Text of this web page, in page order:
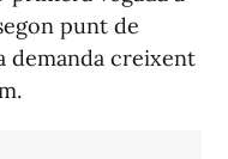
punt de
demanda creixent